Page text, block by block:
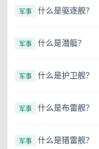
军事 什么是驱逐舰？
军事 什么是潜艇？
军事 什么是护卫舰？
军事 什么是布雷舰？
军事 什么是猎雷舰？